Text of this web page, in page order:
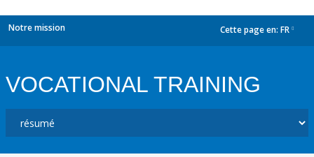
Notre mission Cette page en: FR
VOCATIONAL TRAINING